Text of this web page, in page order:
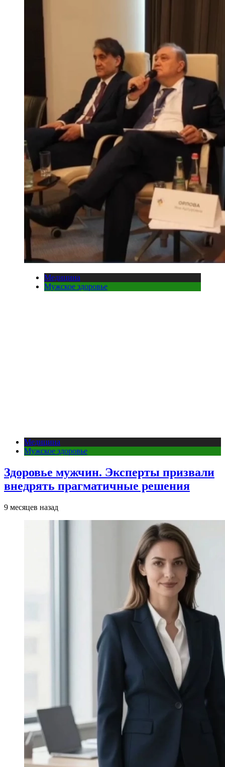
Медицина
Мужское здоровье
Медицина
Мужское здоровье
Здоровье мужчин. Эксперты призвали
внедрять прагматичные решения
9 месяцев назад